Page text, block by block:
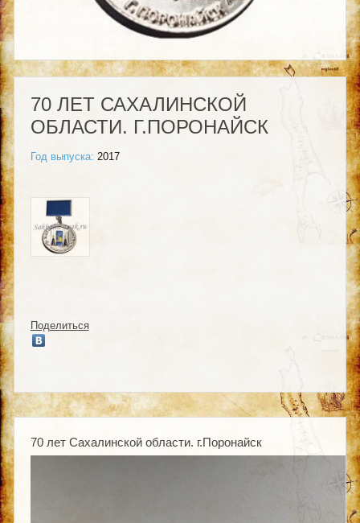
70 ЛЕТ САХАЛИНСКОЙ
ОБЛАСТИ. Г.ПОРОНАЙСК
Год выпуска: 2017
Поделиться
70 лет Сахалинской области. г.Поронайск